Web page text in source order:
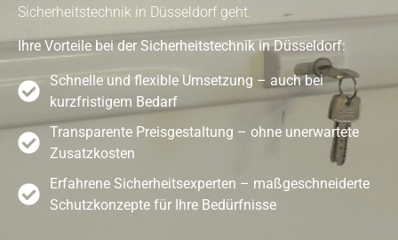
Sicherheitstechnik in Düsseldorf geht.
Ihre Vorteile bei der Sicherheitstechnik in Düsseldorf:
Schnelle und flexible Umsetzung – auch bei
kurzfristigem Bedarf
Transparente Preisgestaltung – ohne unerwartete
Zusatzkosten
Erfahrene Sicherheitsexperten – maßgeschneiderte
Schutzkonzepte für Ihre Bedürfnisse